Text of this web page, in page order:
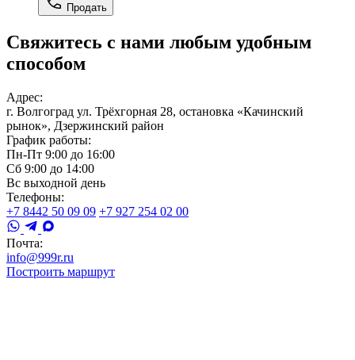
Продать
Свяжитесь с нами любым удобным
способом
Адрес:
г. Волгоград ул. Трёхгорная 28, остановка «Качинский
рынок», Дзержинский район
График работы:
Пн-Пт 9:00 до 16:00
Сб 9:00 до 14:00
Вс выходной день
Телефоны:
+7 8442 50 09 09 +7 927 254 02 00
Почта:
info@999r.ru
Построить маршрут